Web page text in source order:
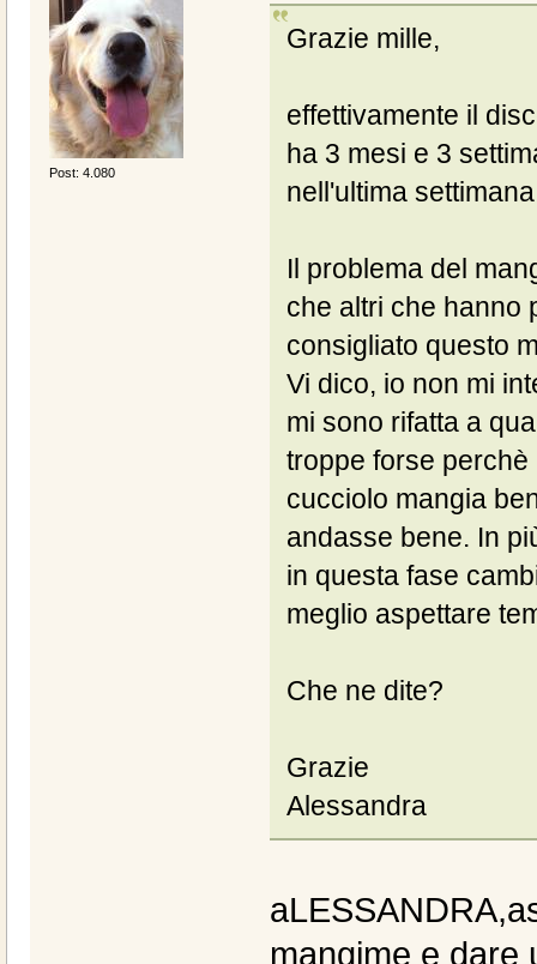
Post: 4.080
Grazie mille,
effettivamente il
ha 3 mesi e 3
nell'ultima
Il problema del
che altri che hanno
consigliato questo
Vi dico, io non mi
mi sono rifatta a
troppe forse perchè
cucciolo mangia
andasse bene. In
in questa fase
meglio aspettare
Che ne dite?
Grazie
Alessandra
mangime e dare